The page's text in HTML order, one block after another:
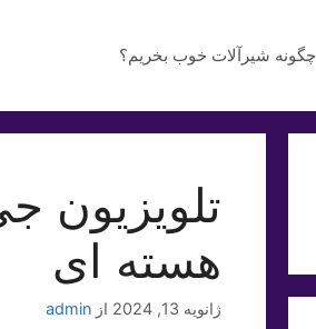
چگونه شیرآلات خوب بخریم؟
هسته ای
ژانویه 13, 2024 از admin